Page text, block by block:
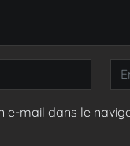
e-mail dans le